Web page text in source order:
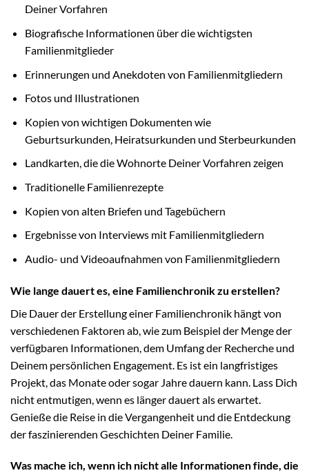
Deiner Vorfahren
Biografische Informationen über die wichtigsten
Familienmitglieder
Erinnerungen und Anekdoten von Familienmitgliedern
Fotos und Illustrationen
Kopien von wichtigen Dokumenten wie
Geburtsurkunden, Heiratsurkunden und Sterbeurkunden
Landkarten, die die Wohnorte Deiner Vorfahren zeigen
Traditionelle Familienrezepte
Kopien von alten Briefen und Tagebüchern
Ergebnisse von Interviews mit Familienmitgliedern
Audio- und Videoaufnahmen von Familienmitgliedern
Wie lange dauert es, eine Familienchronik zu erstellen?
Die Dauer der Erstellung einer Familienchronik hängt von
verschiedenen Faktoren ab, wie zum Beispiel der Menge der
verfügbaren Informationen, dem Umfang der Recherche und
Deinem persönlichen Engagement. Es ist ein langfristiges
Projekt, das Monate oder sogar Jahre dauern kann. Lass Dich
nicht entmutigen, wenn es länger dauert als erwartet.
Genieße die Reise in die Vergangenheit und die Entdeckung
der faszinierenden Geschichten Deiner Familie.
Was mache ich, wenn ich nicht alle Informationen finde, die